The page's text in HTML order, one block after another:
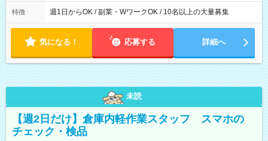
特徴 週1日からOK / 副業・WワークOK / 10名以上の大量募集
気になる！ 応募する 詳細へ
未読
【週2日だけ】倉庫内軽作業スタッフ スマホの
チェック・検品